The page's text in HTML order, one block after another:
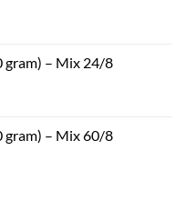
gram) – Mix 24/8
gram) – Mix 60/8